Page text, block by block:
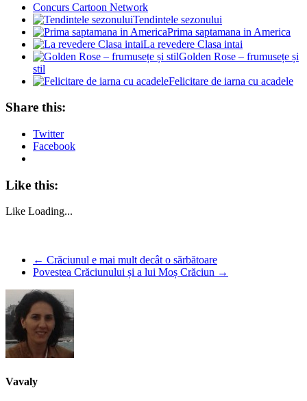
Concurs Cartoon Network
Tendintele sezonului
Prima saptamana in America
La revedere Clasa intai
Golden Rose – frumusețe și
stil
Felicitare de iarna cu acadele
Share this:
Twitter
Facebook
Like this:
Like Loading...
← Crăciunul e mai mult decât o sărbătoare
Povestea Crăciunului și a lui Moș Crăciun →
Vavaly